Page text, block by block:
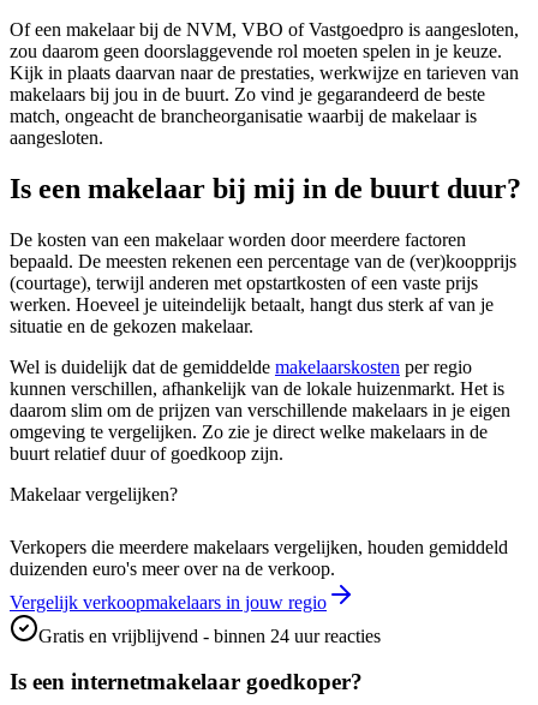
Of een makelaar bij de NVM, VBO of Vastgoedpro is aangesloten,
zou daarom geen doorslaggevende rol moeten spelen in je keuze.
Kijk in plaats daarvan naar de prestaties, werkwijze en tarieven van
makelaars bij jou in de buurt. Zo vind je gegarandeerd de beste
match, ongeacht de brancheorganisatie waarbij de makelaar is
aangesloten.
Is een makelaar bij mij in de buurt duur?
De kosten van een makelaar worden door meerdere factoren
bepaald. De meesten rekenen een percentage van de (ver)koopprijs
(courtage), terwijl anderen met opstartkosten of een vaste prijs
werken. Hoeveel je uiteindelijk betaalt, hangt dus sterk af van je
situatie en de gekozen makelaar.
Wel is duidelijk dat de gemiddelde makelaarskosten per regio
kunnen verschillen, afhankelijk van de lokale huizenmarkt. Het is
daarom slim om de prijzen van verschillende makelaars in je eigen
omgeving te vergelijken. Zo zie je direct welke makelaars in de
buurt relatief duur of goedkoop zijn.
Makelaar vergelijken?
Verkopers die meerdere makelaars vergelijken, houden gemiddeld
duizenden euro's meer over na de verkoop.
Vergelijk verkoopmakelaars in jouw regio
Gratis en vrijblijvend - binnen 24 uur reacties
Is een internetmakelaar goedkoper?